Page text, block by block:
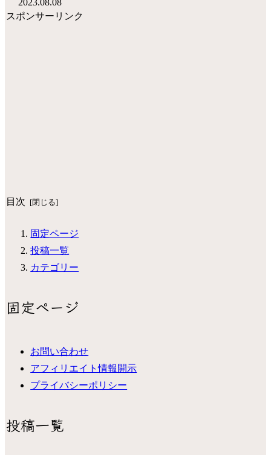
スポンサーリンク
目次
固定ページ
投稿一覧
カテゴリー
固定ページ
お問い合わせ
アフィリエイト情報開示
プライバシーポリシー
投稿一覧